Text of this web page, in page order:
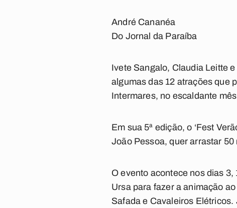
André Cananéa
Do Jornal da Paraíba
Ivete Sangalo, Claudia Leitte
algumas das 12 atrações que
Intermares, no escaldante
Em sua 5ª edição, o ‘Fest
João Pessoa, quer arrastar
O evento acontece nos dias
Ursa para fazer a animação
Safada e Cavaleiros